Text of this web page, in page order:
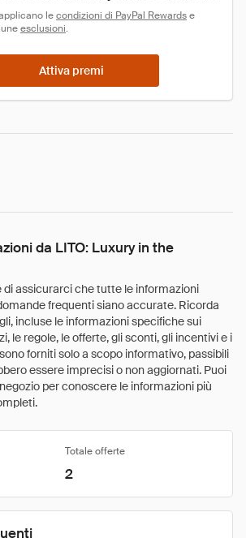
le condizioni di PayPal Rewards e
esclusioni.
Attiva premi
da LITO: Luxury in the
di assicurarci che tutte le informazioni
frequenti siano accurate. Ricorda
incluse le informazioni specifiche sui
le regole, le offerte, gli sconti, gli incentivi e i
forniti solo a scopo informativo, passibili
essere imprecisi o non aggiornati. Puoi
per conoscere le informazioni più
Totale offerte
2